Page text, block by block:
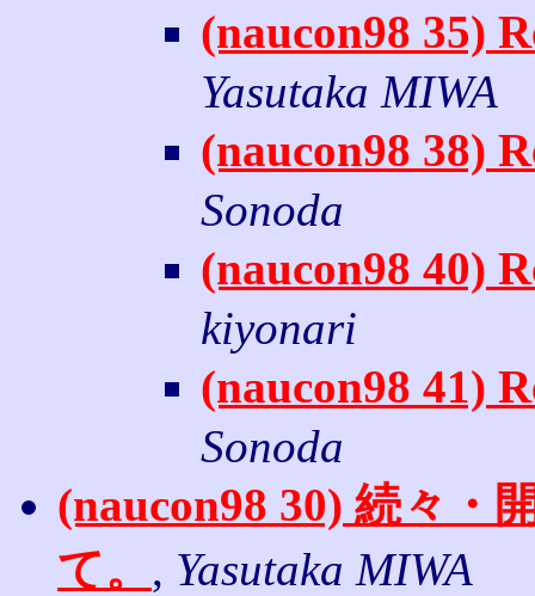
(naucon98 35)
Yasutaka MIWA
(naucon98 38)
Sonoda
(naucon98 40)
kiyonari
(naucon98 41)
Sonoda
(naucon98 30) 続々・
て。 , Yasutaka MIWA